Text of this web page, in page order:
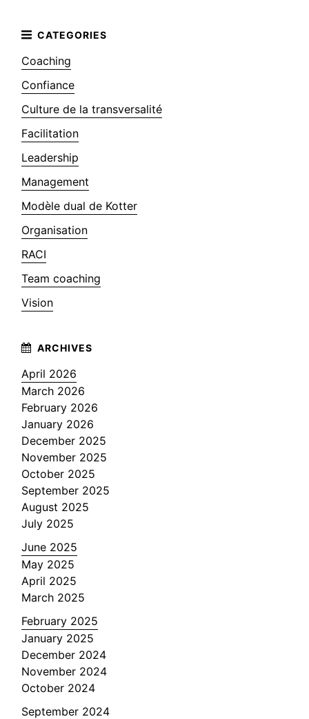
Coaching
Confiance
Culture de la transversalité
Facilitation
Leadership
Management
Modèle dual de Kotter
Organisation
RACI
Team coaching
Vision
April 2026
March 2026
February 2026
January 2026
December 2025
November 2025
October 2025
September 2025
August 2025
July 2025
June 2025
May 2025
April 2025
March 2025
February 2025
January 2025
December 2024
November 2024
October 2024
September 2024